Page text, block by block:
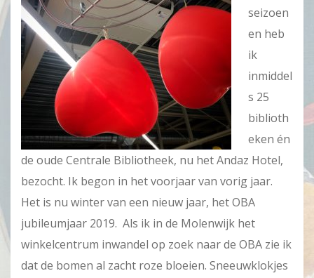
seizoen
en heb
ik
inmiddel
s 25
biblioth
eken én
de oude Centrale Bibliotheek, nu het Andaz Hotel,
bezocht. Ik begon in het voorjaar van vorig jaar.
Het is nu winter van een nieuw jaar, het OBA
jubileumjaar 2019. Als ik in de Molenwijk het
winkelcentrum inwandel op zoek naar de OBA zie ik
dat de bomen al zacht roze bloeien. Sneeuwklokjes